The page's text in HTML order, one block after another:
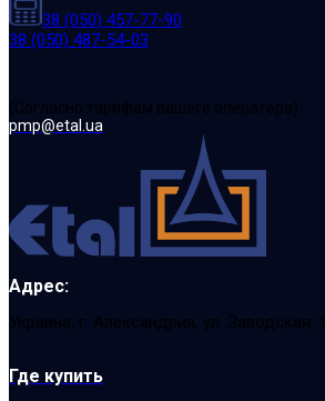
38 (050) 457-77-90
38 (050) 487-54-03
(Cогласно тарифам вашего оператора)
pmp@etal.ua
Адрес:
Украина, г. Александрия, ул. Заводская, 1
Где купить